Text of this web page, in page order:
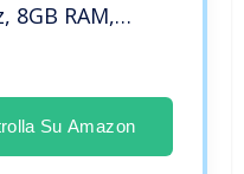
8GB RAM,
Su Amazon